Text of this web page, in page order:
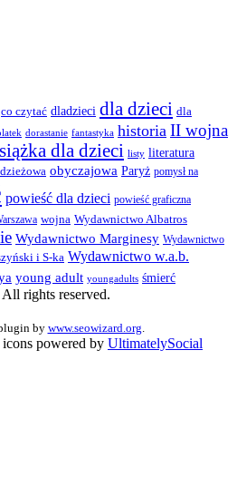
co czytać dladzieci dla dzieci dla
dorastanie fantastyka historia II wojna
dla dzieci listy literatura
obyczajowa Paryż pomysł na
powieść dla dzieci powieść graficzna
wojna Wydawnictwo Albatros
Wydawnictwo Marginesy Wydawnictwo
i S-ka Wydawnictwo w.a.b.
young adult youngadults śmierć
rights reserved.
by www.seowizard.org
powered by UltimatelySocial